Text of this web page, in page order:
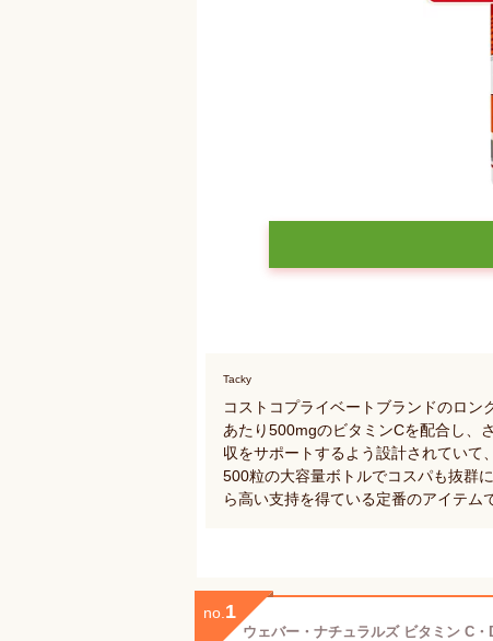
Tacky
コストコプライベートブランドのロ
あたり500mgのビタミンCを配合し、
収をサポートするよう設計されていて
500粒の大容量ボトルでコスパも抜群
ら高い支持を得ている定番のアイテム
no. 1